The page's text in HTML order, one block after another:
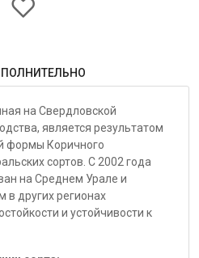
на Свердловской
является результатом
формы Коричного
сортов. С 2002 года
на Среднем Урале и
в других регионах
и устойчивости к